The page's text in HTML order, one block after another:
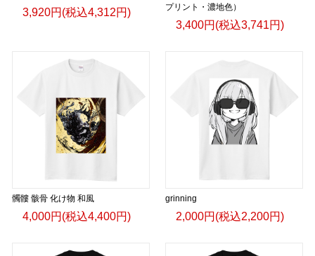
3,920円(税込4,312円)
プリント・濃地色）
3,400円(税込3,741円)
髑髏 骸骨 化け物 和風
4,000円(税込4,400円)
grinning
2,000円(税込2,200円)